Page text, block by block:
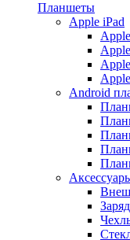
Планшеты
Apple iPad
Android